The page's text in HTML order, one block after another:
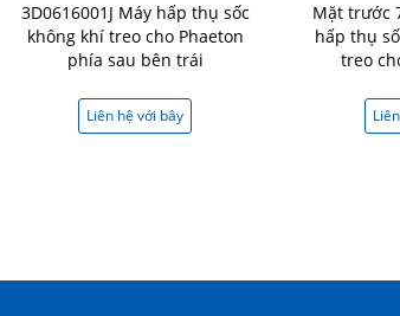
3D0616001J Máy hấp thụ sốc
không khí treo cho Phaeton
phía sau bên trái
Liên hệ với bây
Mặt trước
hấp thụ
treo